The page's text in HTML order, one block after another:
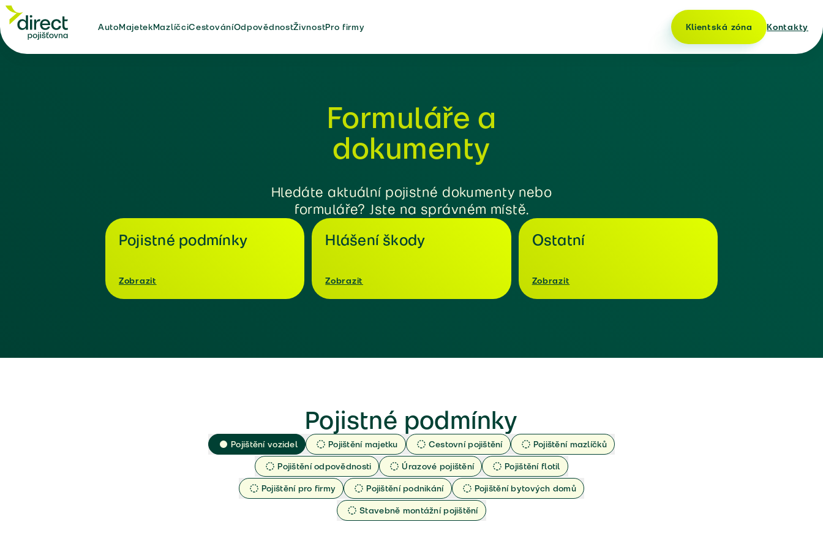
AutoMajetekMazlíčciCestováníOdpovědnostŽivnostPro firmy Klientská zóna Kontakty
Formuláře a
dokumenty
Hledáte aktuální pojistné dokumenty nebo
formuláře? Jste na správném místě.
Pojistné podmínky
Zobrazit
Hlášení škody
Zobrazit
Ostatní
Zobrazit
Pojistné podmínky
Pojištění vozidel Pojištění majetku Cestovní pojištění
Pojištění mazlíčků
Pojištění odpovědnosti
Úrazové pojištění
Pojištění flotil
Pojištění pro firmy
Pojištění podnikání
Pojištění bytových domů
Stavebně montážní pojištění